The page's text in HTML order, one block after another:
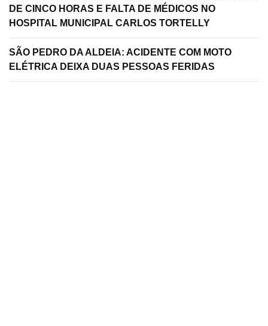
DE CINCO HORAS E FALTA DE MÉDICOS NO
HOSPITAL MUNICIPAL CARLOS TORTELLY
SÃO PEDRO DA ALDEIA: ACIDENTE COM MOTO
ELÉTRICA DEIXA DUAS PESSOAS FERIDAS